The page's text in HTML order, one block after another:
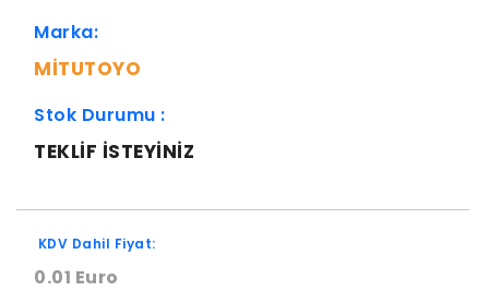
Marka:
MITUTOYO
Stok Durumu :
TEKLIF ISTEYINIZ
KDV Dahil Fiyat:
0.01 Euro